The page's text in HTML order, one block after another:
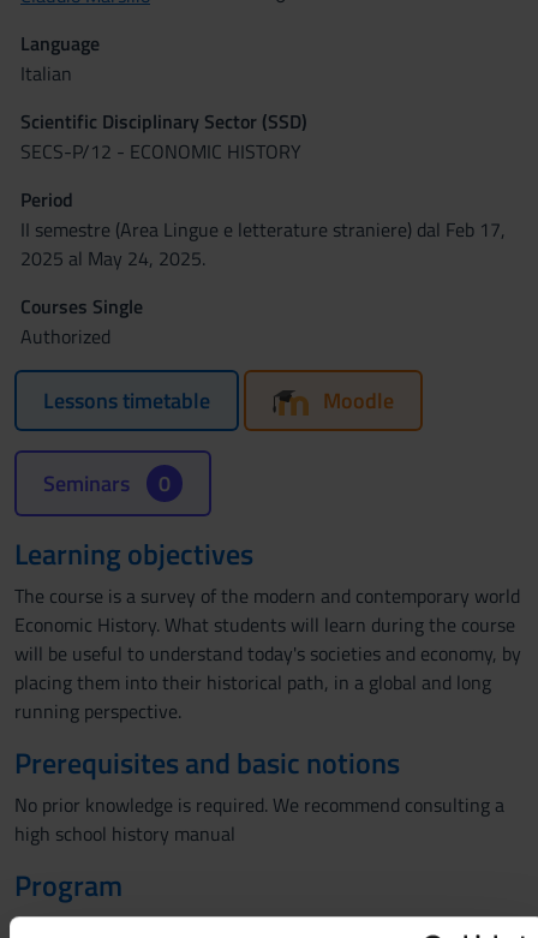
Language
Italian
Scientific Disciplinary Sector (SSD)
SECS-P/12 - ECONOMIC HISTORY
Period
II semestre (Area Lingue e letterature straniere) dal Feb 17,
2025 al May 24, 2025.
Courses Single
Authorized
Lessons timetable Moodle
Seminars 0
Learning objectives
The course is a survey of the modern and contemporary world
Economic History. What students will learn during the course
will be useful to understand today's societies and economy, by
placing them into their historical path, in a global and long
running perspective.
Prerequisites and basic notions
No prior knowledge is required. We recommend consulting a
high school history manual
Program
What economic processes have characterized the